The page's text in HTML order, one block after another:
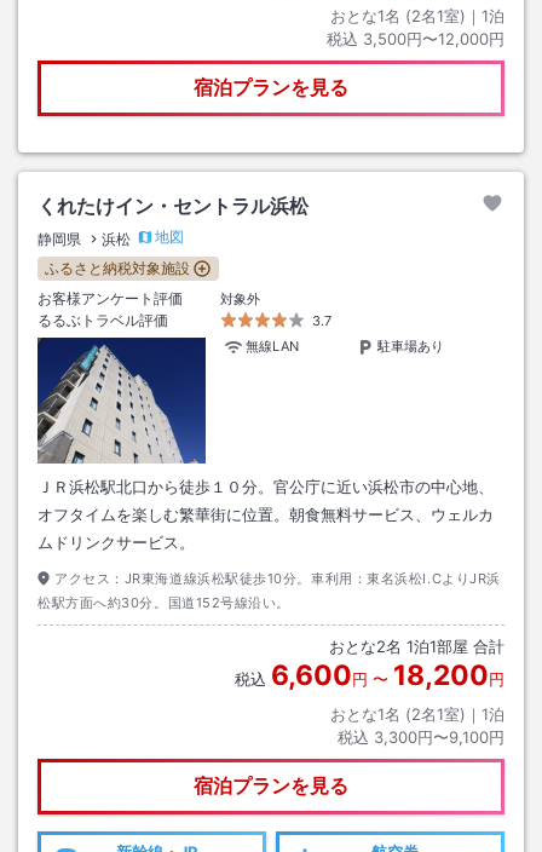
おとな1名 (2名1室)｜ 1泊
税込 3,500円〜12,000円
宿泊プランを見る
くれたけイン・セントラル浜松
静岡県 浜松
地図
ふるさと納税対象施設
お客様アンケート評価
対象外
るるぶトラベル評価
3.7
無線LAN
駐車場あり
ＪＲ浜松駅北口から徒歩１０分。官公庁に近い浜松市の中心地、
オフタイムを楽しむ繁華街に位置。朝食無料サービス、ウェルカ
ムドリンクサービス。
アクセス： JR東海道線浜松駅徒歩10分。車利用：東名浜松I.CよりJR浜
松駅方面へ約30分。国道152号線沿い。
おとな2名 1泊1部屋 合計
税込 6,600円 〜 18,200円
おとな1名 (2名1室)｜ 1泊
税込 3,300円〜9,100円
宿泊プランを見る